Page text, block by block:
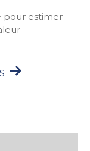
pour estimer